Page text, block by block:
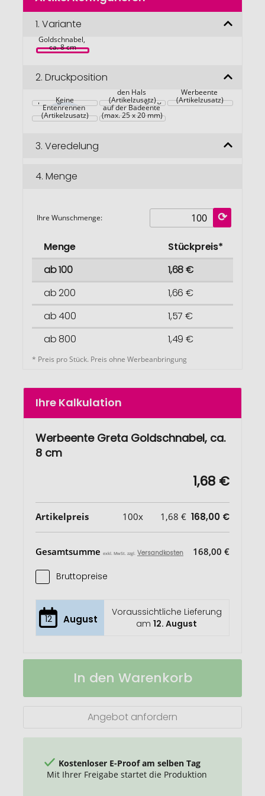
Bildgalerie
springen
1. Variante
Werbeente
Goldschnabel,
ca. 8 cm
2. Druckposition
Keine
den Hals
(Artikelzusatz)
Werbeente
(Artikelzusatz)
Spezialgewicht für
Entenrennen
(Artikelzusatz)
Werbeanbringung
auf der Badeente
(max. 25 x 20 mm)
3. Veredelung
4. Menge
Ihre Wunschmenge:
Menge
Stückpreis*
ab 100
1,68 €
ab 200
1,66 €
ab 400
1,57 €
ab 800
1,49 €
* Preis pro Stück. Preis ohne Werbeanbringung
Ihre Kalkulation
Werbeente Greta Goldschnabel, ca.
8 cm
1,68 €
Artikelpreis 100x 1,68 € 168,00 €
Gesamtsumme exkl. MwSt. zzgl. Versandkosten 168,00 €
Bruttopreise
12 August
Voraussichtliche Lieferung
am12. August
Werbeente
Auf
In den Warenkorb
Angebot anfordern
Kostenloser E-Proof am selben Tag
Mit Ihrer Freigabe startet die Produktion